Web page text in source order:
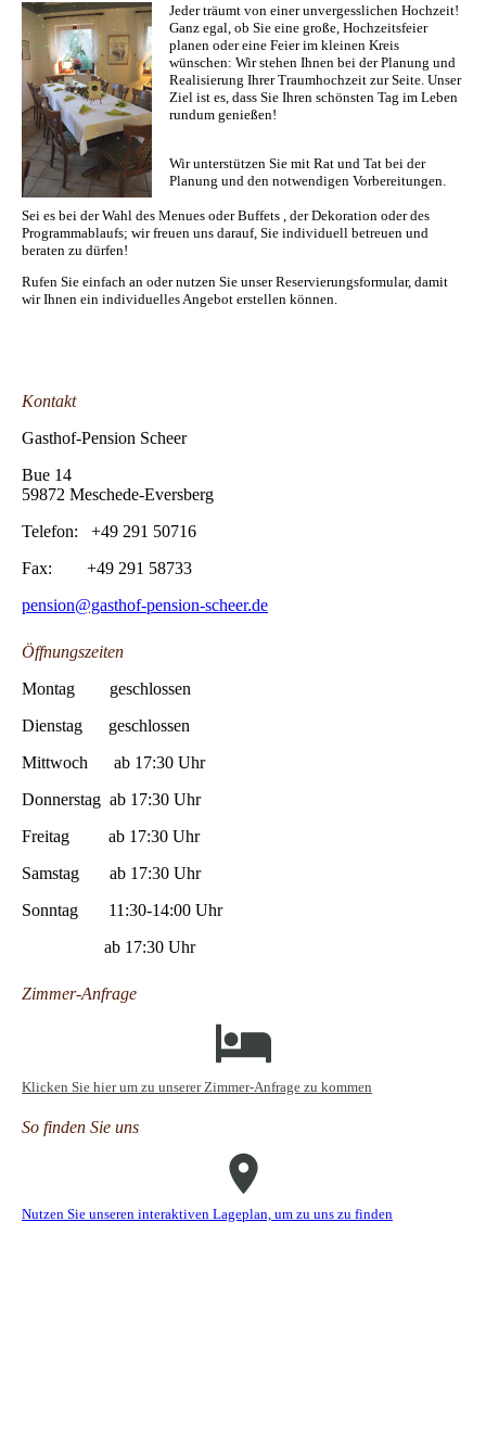
Jeder träumt von einer unvergesslichen Hochzeit!
Ganz egal, ob Sie eine große, Hochzeitsfeier
planen oder eine Feier im kleinen Kreis
wünschen: Wir stehen Ihnen bei der Planung und
Realisierung Ihrer Traumhochzeit zur Seite. Unser
Ziel ist es, dass Sie Ihren schönsten Tag im Leben
rundum genießen!
Wir unterstützen Sie mit Rat und Tat bei der
Planung und den notwendigen Vorbereitungen.
Sei es bei der Wahl des Menues oder Buffets , der Dekoration oder des
Programmablaufs; wir freuen uns darauf, Sie individuell betreuen und
beraten zu dürfen!
Rufen Sie einfach an oder nutzen Sie unser Reservierungsformular, damit
wir Ihnen ein individuelles Angebot erstellen können.
Kontakt
Gasthof-Pension Scheer
Bue 14
59872 Meschede-Eversberg
Telefon: +49 291 50716
Fax: +49 291 58733
pension@gasthof-pension-scheer.de
Öffnungszeiten
Montag geschlossen
Dienstag geschlossen
Mittwoch ab 17:30 Uhr
Donnerstag ab 17:30 Uhr
Freitag ab 17:30 Uhr
Samstag ab 17:30 Uhr
Sonntag 11:30-14:00 Uhr
ab 17:30 Uhr
Zimmer-Anfrage
Klicken Sie hier um zu unserer Zimmer-Anfrage zu kommen
So finden Sie uns
Nutzen Sie unseren interaktiven La­ge­plan, um zu uns zu finden